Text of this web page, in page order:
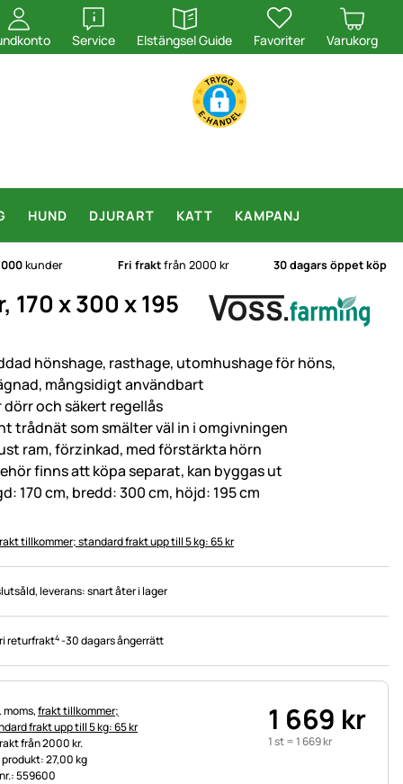
Service
öppna
Elstängsel Guide
öppna
Favoriter Varukorg
HUND DJURART KATT KAMPANJ
kunder Fri fraktfrån 2000 kr 30 dagars öppet köp
x 300 x 195
hönshage, rasthage, utomhushage för höns,
mångsidigt användbart
och säkert regellås
trådnät som smälter väl in i omgivningen
ram, förzinkad, med förstärkta hörn
finns att köpa separat, kan byggas ut
170 cm, bredd: 300 cm, höjd: 195 cm
tillkommer; standard frakt upp till 5 kg: 65 kr
, leverans:snart åter i lager
returfrakt4-30 dagars ångerrätt
moms,frakt tillkommer;
frakt upp till 5 kg: 65 kr
från 2000 kr.
27,00 kg
559600
1 669 kr
1 st =1 669kr